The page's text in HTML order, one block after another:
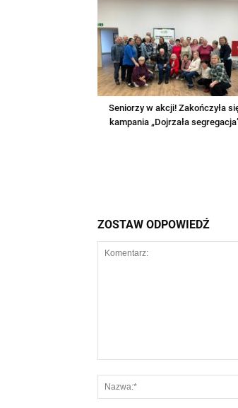
Seniorzy w akcji! Zakończyła
kampania „Dojrzała
ZOSTAW ODPOWIEDŹ